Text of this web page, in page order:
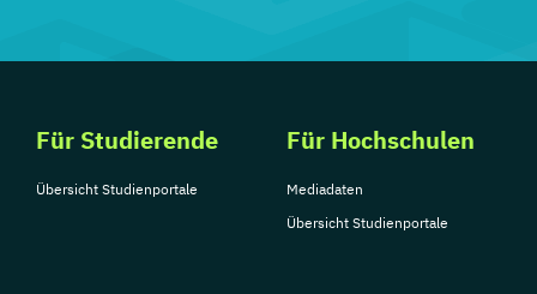
Für Studierende
Übersicht Studienportale
Für Hochschulen
Mediadaten
Übersicht Studienportale